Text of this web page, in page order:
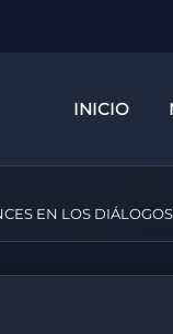
INICIO
EN LOS